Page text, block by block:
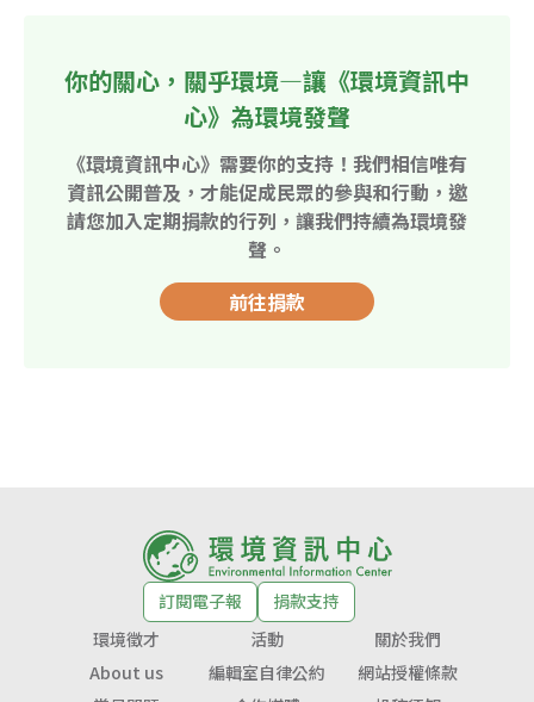
你的關心，關乎環境—讓《環境資訊中
心》為環境發聲
《環境資訊中心》需要你的支持！我們相信唯有
資訊公開普及，才能促成民眾的參與和行動，邀
請您加入定期捐款的行列，讓我們持續為環境發
聲。
前往捐款
訂閱電子報
捐款支持
環境徵才
活動
關於我們
About us
編輯室自律公約
網站授權條款